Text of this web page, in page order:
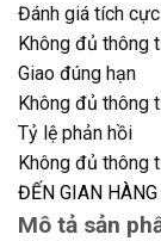
Đánh giá tích cực
Không đủ thông
Giao đúng hạn
Không đủ thông
Tỷ lệ phản hồi
Không đủ thông
ĐẾN GIAN HÀNG
Mô tả sản